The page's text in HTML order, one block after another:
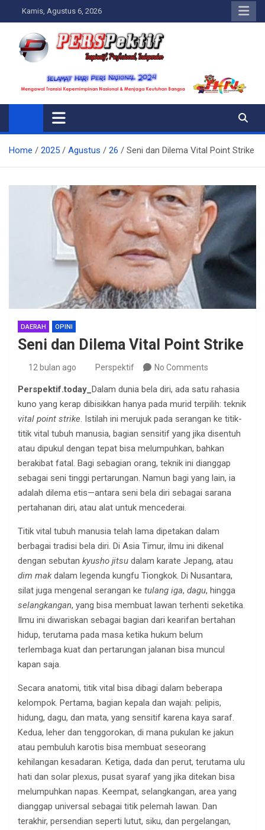
to
content
Kamis, Agustus 6, 2026
Perspektif.today
Ispiratif Profesional Independen
Home 2025 Agustus 26 Seni dan Dilema Vital Point Strike
DAERAH OPINI
Seni dan Dilema Vital Point Strike
12 bulan ago Perspektif No Comments
Perspektif.today_ Dalam dunia bela diri, ada satu rahasia
kuno yang kerap dibisikkan hanya pada murid terpilih: teknik
vital point strike. Istilah ini merujuk pada serangan ke titik-
titik vital tubuh manusia, bagian sensitif yang jika disentuh
atau dipukul dengan tepat bisa melumpuhkan, bahkan
berakibat fatal. Bagi sebagian orang, teknik ini dianggap
sebagai seni tinggi pertarungan. Namun bagi yang lain, ia
adalah dilema etis—antara seni bela diri sebagai sarana
pertahanan diri, atau alat untuk mencederai.
Titik vital tubuh manusia telah lama dipetakan dalam
berbagai tradisi bela diri. Di Asia Timur, ilmu ini dikenal
dengan sebutan kyusho jitsu dalam karate Jepang, atau
dim makdalam legenda kungfu Tiongkok. Di Nusantara,
silat juga mengenal serangan ke tulang iga, dagu, hingga
selangkangan, yang bisa membuat lawan terhenti seketika.
Ilmu ini diwariskan sebagai bagian dari kearifan bertahan
hidup, terutama pada masa ketika hukum belum
terlembaga kuat dan pertarungan jalanan bisa muncul
kapan saja.
Secara anatomi, titik vital bisa dibagi dalam beberapa
kelompok. Pertama, bagian kepala dan wajah: pelipis,
hidung, dagu, dan mata, yang sensitif karena kaya saraf.
Kedua, leher dan tenggorokan, di mana pukulan ke jakun
atau pembuluh karotis bisa membuat seseorang
kehilangan kesadaran. Ketiga, dada dan perut, terutama ulu
hati dan solar plexus, pusat syaraf yang jika ditekan bisa
melumpuhkan napas. Keempat, selangkangan, area yang
dianggap universal sebagai titik pelemah lawan. Dan
terakhir, persendian seperti lutut, siku, dan pergelangan,